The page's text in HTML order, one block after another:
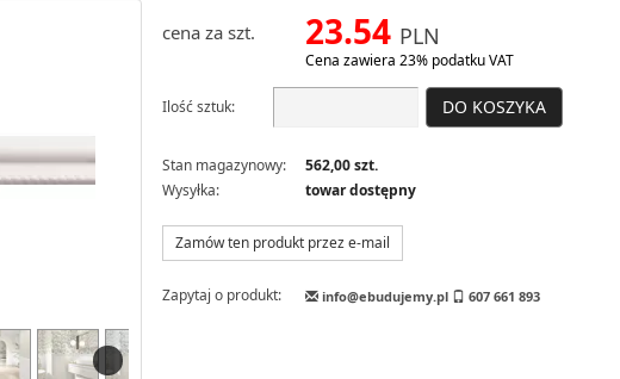
cena za szt. 23.54 PLN
Cena zawiera 23% podatku VAT
Ilość sztuk: DO KOSZYKA
Stan magazynowy:
562,00 szt.
Wysyłka:
towar dostępny
Zamów ten produkt przez e-mail
Zapytaj o produkt: info@ebudujemy.pl 607 661 893